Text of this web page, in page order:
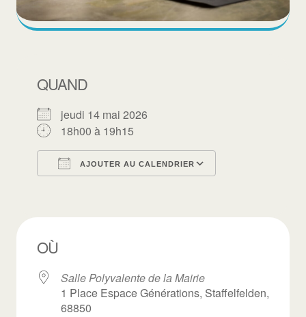
QUAND
jeudi 14 mai 2026
18h00 à 19h15
AJOUTER AU CALENDRIER
OÙ
Salle Polyvalente de la Mairie
1 Place Espace Générations, Staffelfelden,
68850